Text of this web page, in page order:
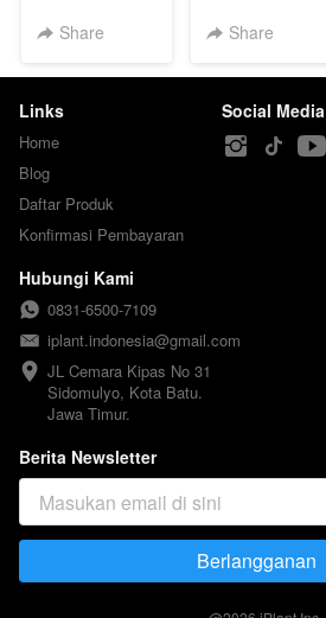
Share Share
Links
Home
Blog
Daftar Produk
Konfirmasi Pembayaran
Social Media
Hubungi Kami
0831-6500-7109
iplant.indonesia@gmail.com
JL Cemara Kipas No 31
Sidomulyo, Kota Batu.
Jawa Timur.
Berita Newsletter
`Berlangganan